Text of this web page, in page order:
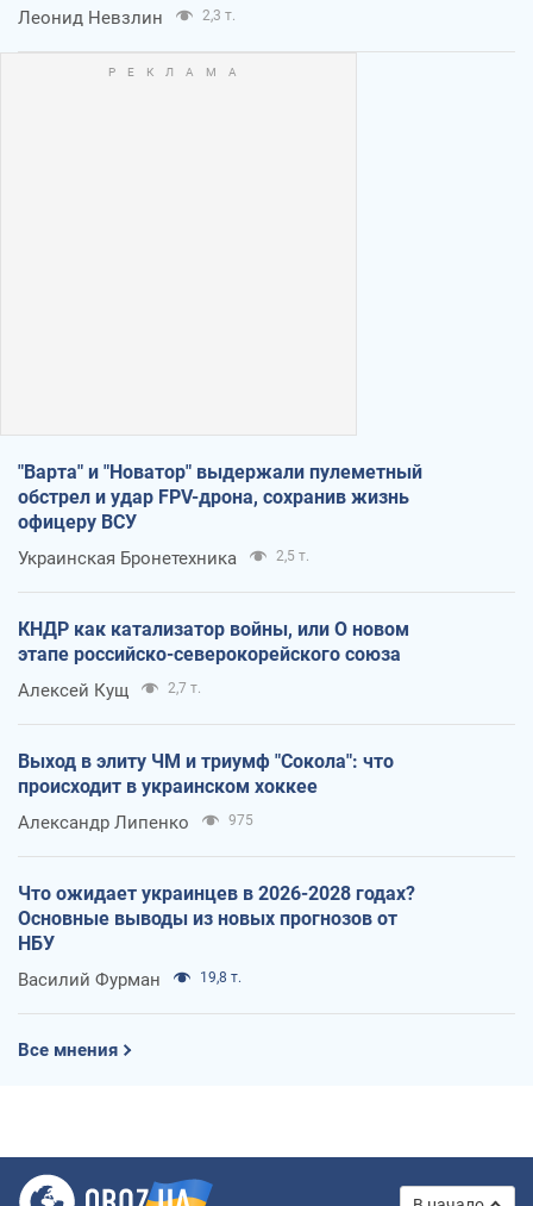
Леонид Невзлин 2,3 т.
"Варта" и "Новатор" выдержали пулеметный
обстрел и удар FPV-дрона, сохранив жизнь
офицеру ВСУ
Украинская Бронетехника 2,5 т.
КНДР как катализатор войны, или О новом
этапе российско-северокорейского союза
Алексей Кущ 2,7 т.
Выход в элиту ЧМ и триумф "Сокола": что
происходит в украинском хоккее
Александр Липенко 975
Что ожидает украинцев в 2026-2028 годах?
Основные выводы из новых прогнозов от
НБУ
Василий Фурман 19,8 т.
Все мнения